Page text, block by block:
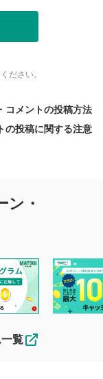
ださい。
コメントの投稿方法
の投稿に関する注意
よびコメントの
ご理解のうえ、
るコメントをお
たものとみなし
ン・
覧